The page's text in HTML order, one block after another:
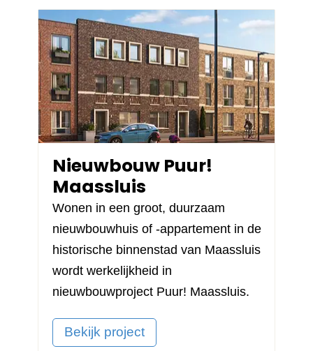
Nieuwbouw Puur!
Maassluis
Wonen in een groot, duurzaam
nieuwbouwhuis of -appartement in de
historische binnenstad van Maassluis
wordt werkelijkheid in
nieuwbouwproject Puur! Maassluis.
Bekijk project